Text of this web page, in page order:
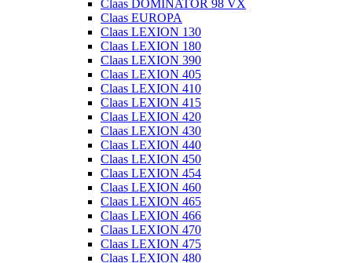
Claas DOMINATOR 98 VX
Claas EUROPA
Claas LEXION 130
Claas LEXION 180
Claas LEXION 390
Claas LEXION 405
Claas LEXION 410
Claas LEXION 415
Claas LEXION 420
Claas LEXION 430
Claas LEXION 440
Claas LEXION 450
Claas LEXION 454
Claas LEXION 460
Claas LEXION 465
Claas LEXION 466
Claas LEXION 470
Claas LEXION 475
Claas LEXION 480